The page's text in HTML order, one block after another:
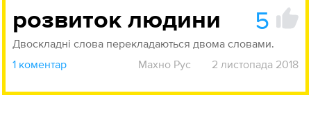
розвиток людини 5
Двоскладні слова перекладаються двома словами.
1 коментар
Махно Рус 2 листопада 2018